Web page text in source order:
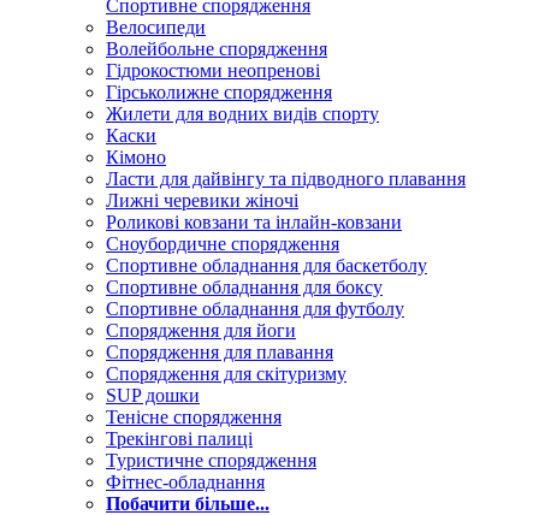
Спортивне спорядження
Велосипеди
Волейбольне спорядження
Гідрокостюми неопренові
Гірськолижне спорядження
Жилети для водних видів спорту
Каски
Кімоно
Ласти для дайвінгу та підводного плавання
Лижні черевики жіночі
Роликові ковзани та інлайн-ковзани
Сноубордичне спорядження
Спортивне обладнання для баскетболу
Спортивне обладнання для боксу
Спортивне обладнання для футболу
Спорядження для йоги
Спорядження для плавання
Спорядження для скітуризму
SUP дошки
Тенісне спорядження
Трекінгові палиці
Туристичне спорядження
Фітнес-обладнання
Побачити більше...